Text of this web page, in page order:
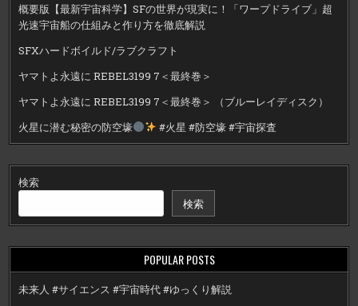
概要版【最新宇宙科学】SFの世界が現実に！「ワープドライブ」超
光速宇宙船の仕組みと作り方を徹底解説
SFXハードボイルド/ラブクラフト
ヤマトよ永遠に REBEL3199 7＜最終巻＞
ヤマトよ永遠に REBEL3199 7＜最終巻＞ （ブルーレイディスク）
火星に潜む秘密の防空壕
#火星 #防空壕 #宇宙探査
検索
検索
POPULAR POSTS
未来人 #サイエンス #宇宙時代 #ゆっくり解説